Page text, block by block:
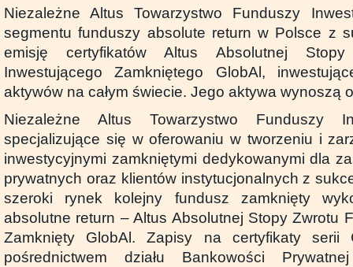
Niezależne Altus Towarzystwo Funduszy
segmentu funduszy absolute return w Polsce z
emisję certyfikatów Altus Absolutnej
Inwestującego Zamkniętego GlobAl,
aktywów na całym świecie. Jego aktywa wynoszą
Niezależne Altus Towarzystwo Funduszy
specjalizujące się w oferowaniu w tworzeniu i
inwestycyjnymi zamkniętymi dedykowanymi dla
prywatnych oraz klientów instytucjonalnych z
szeroki rynek kolejny fundusz zamknięty
absolutne return – Altus Absolutnej Stopy Zwrotu
Zamknięty GlobAl. Zapisy na certyfikaty serii
pośrednictwem działu Bankowości